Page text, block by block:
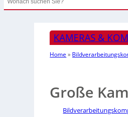
Search
KAMERAS &
Home »
Große